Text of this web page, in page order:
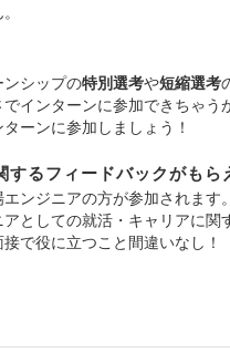
ンシップの特別選考や短縮選考
インターンに参加できちゃう
ーンに参加しましょう！
するフィードバックがもら
ンジニアの方が参加されます。
としての就活・キャリアに
で役に立つこと間違いなし！